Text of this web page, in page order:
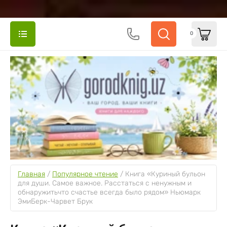
0
Главная / Популярное чтение / Книга «Куриный бульон
для души. Самое важное. Расстаться с ненужным и
обнаружитьчто счастье всегда было рядом» Ньюмарк
ЭмиБерк-Чарвет Брук